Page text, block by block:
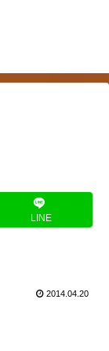
LINE
2014.04.20